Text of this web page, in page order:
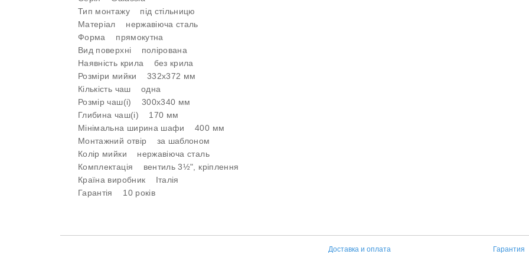
Тип монтажу під стільницю
Матеріал нержавіюча сталь
Форма прямокутна
Вид поверхні полірована
Наявність крила без крила
Розміри мийки 332x372 мм
Кількість чаш одна
Розмір чаш(і) 300х340 мм
Глибина чаш(і) 170 мм
Мінімальна ширина шафи 400 мм
Монтажний отвір за шаблоном
Колір мийки нержавіюча сталь
Комплектація вентиль 3½", кріплення
Країна виробник Італія
Гарантія 10 років
Доставка и оплата Гарантия